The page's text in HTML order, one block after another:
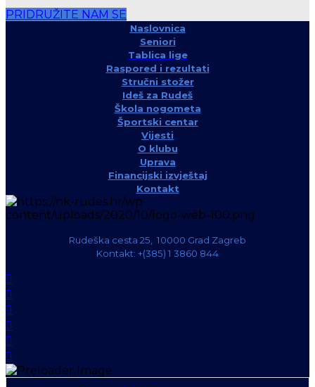
PRIDRUŽITE NAM SE
Naslovnica
Seniori
Tablica lige
Raspored i rezultati
Stručni stožer
Ideš za Rudeš
Škola nogometa
Športski centar
Vijesti
O klubu
Uprava
Financijski izvještaj
Kontakt
Rudeška cesta 25, 10000 Grad Zagreb
Kontakt: +(385) 1 3860 844